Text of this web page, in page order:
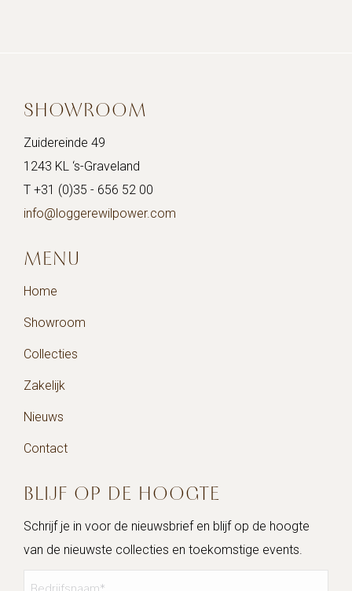
SHOWROOM
Zuidereinde 49
1243 KL ‘s-Graveland
T +31 (0)35 - 656 52 00
info@loggerewilpower.com
MENU
Home
Showroom
Collecties
Zakelijk
Nieuws
Contact
BLIJF OP DE HOOGTE
Schrijf je in voor de nieuwsbrief en blijf op de hoogte
van de nieuwste collecties en toekomstige events.